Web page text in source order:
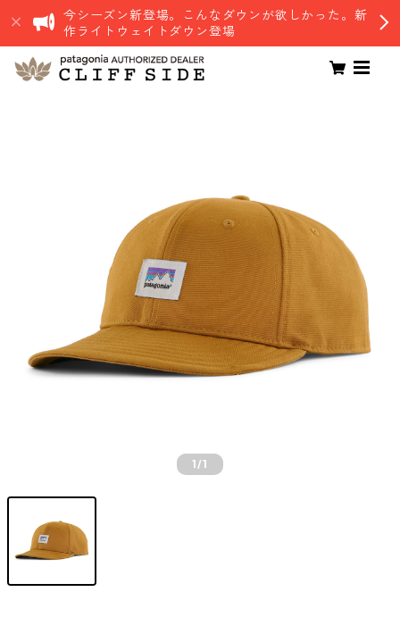
今シーズン新登場。こんなダウンが欲しかった。新
作ライトウェイトダウン登場
1/1